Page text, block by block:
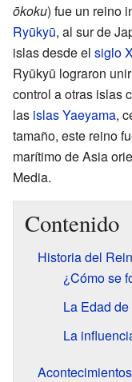
ōkoku) fue un reino
Ryūkyū, al sur de
islas desde el siglo
Ryūkyū lograron
control a otras islas
las islas Yaeyama,
tamaño, este reino
marítimo de Asia
Media.
Contenido
Historia del
¿Cómo se
La Edad
La